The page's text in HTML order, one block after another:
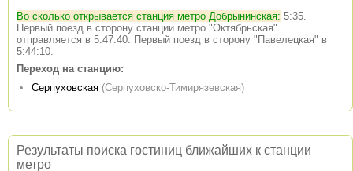
Во сколько открывается станция метро Добрынинская: 5:35.
Первый поезд в сторону станции метро "Октябрьская"
отправляется в 5:47:40. Первый поезд в сторону "Павелецкая" в
5:44:10.
Переход на станцию:
Серпуховская(Серпуховско-Тимирязевская)
Результаты поиска гостиниц ближайших к станции
метро